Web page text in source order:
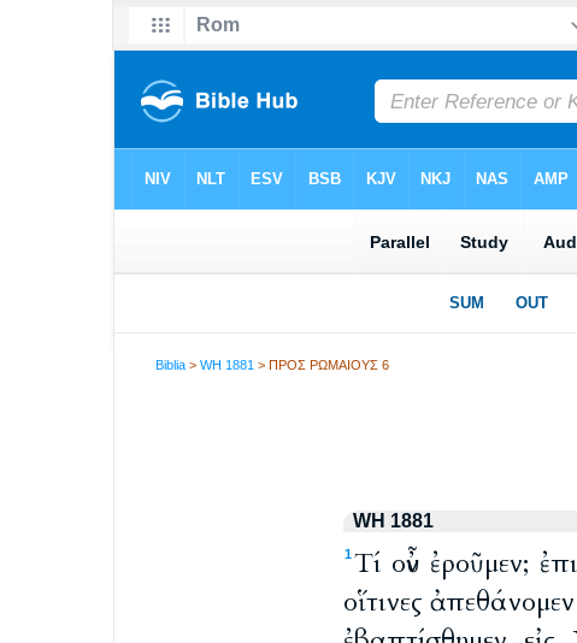
Biblia >WH 1881 > ΠΡΟΣ ΡΩΜΑΙΟΥΣ 6
WH 1881
1 Τί οὖν ἐροῦμεν;
οἵτινες